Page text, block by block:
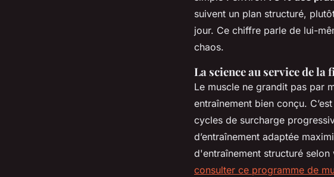
suivent un plan structuré,
jour. Ce chiffre parle de lui-
chaos.
La science au service de
Le muscle ne grandit pas par
entraînement bien conçu.
cycles de surcharge
d’entraînement adaptée
d'entraînement structuré
consulter ce programme de